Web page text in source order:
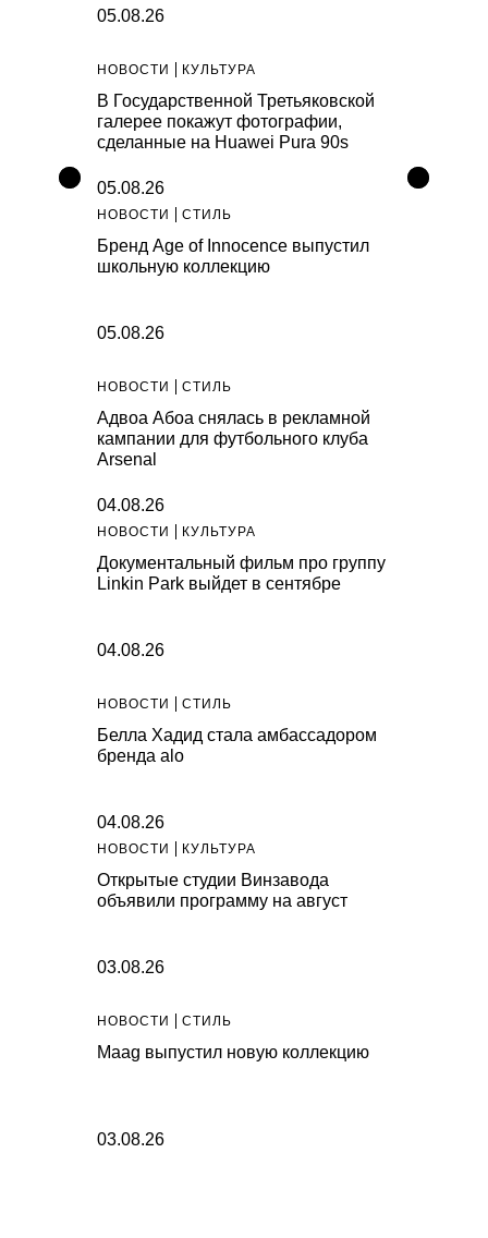
05.08.26
НОВОСТИ КУЛЬТУРА
В Государственной Третьяковской
галерее покажут фотографии,
сделанные на Huawei Pura 90s
05.08.26
НОВОСТИ СТИЛЬ
Бренд Age of Innocence выпустил
школьную коллекцию
05.08.26
НОВОСТИ СТИЛЬ
Адвоа Абоа снялась в рекламной
кампании для футбольного клуба
Arsenal
04.08.26
НОВОСТИ КУЛЬТУРА
Документальный фильм про группу
Linkin Park выйдет в сентябре
04.08.26
НОВОСТИ СТИЛЬ
Белла Хадид стала амбассадором
бренда alo
04.08.26
НОВОСТИ КУЛЬТУРА
Открытые студии Винзавода
объявили программу на август
03.08.26
НОВОСТИ СТИЛЬ
Maag выпустил новую коллекцию
03.08.26